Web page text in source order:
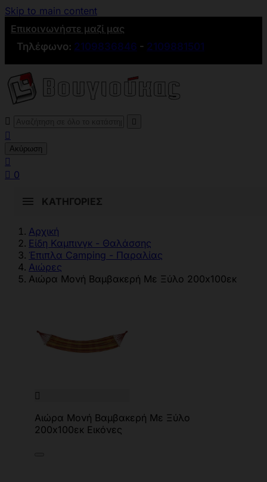
Skip to main content
Επικοινωνήστε μαζί μας
Τηλέφωνο: 2109836846 - 2109881501
 

Ακύρωση

 0
ΚΑΤΗΓΟΡΊΕΣ
Αρχική
Είδη Καμπινγκ - Θαλάσσης
Έπιπλα Camping - Παραλίας
Αιώρες
Αιώρα Μονή Βαμβακερή Με Ξύλο 200x100εκ

Αιώρα Μονή Βαμβακερή Με Ξύλο
200x100εκ Εικόνες